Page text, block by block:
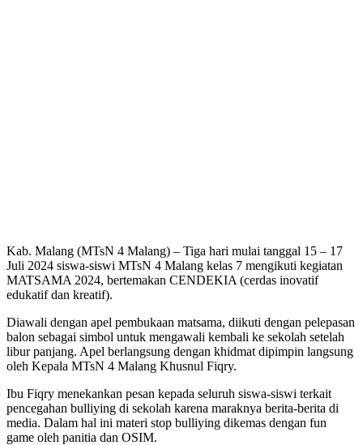
Kab. Malang (MTsN 4 Malang) – Tiga hari mulai tanggal 15 – 17
Juli 2024 siswa-siswi MTsN 4 Malang kelas 7 mengikuti kegiatan
MATSAMA 2024, bertemakan CENDEKIA (cerdas inovatif
edukatif dan kreatif).
Diawali dengan apel pembukaan matsama, diikuti dengan pelepasan
balon sebagai simbol untuk mengawali kembali ke sekolah setelah
libur panjang. Apel berlangsung dengan khidmat dipimpin langsung
oleh Kepala MTsN 4 Malang Khusnul Fiqry.
Ibu Fiqry menekankan pesan kepada seluruh siswa-siswi terkait
pencegahan bulliying di sekolah karena maraknya berita-berita di
media. Dalam hal ini materi stop bulliying dikemas dengan fun
game oleh panitia dan OSIM.